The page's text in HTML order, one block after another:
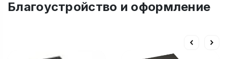
Благоустройство и оформление